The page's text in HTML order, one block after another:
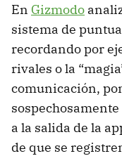
En Gizmodo
sistema de
recordando por
rivales o la
comunicación,
a la salida de la
de que se